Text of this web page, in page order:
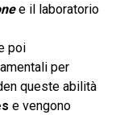
e il laboratorio
poi
per
queste abilità
e vengono